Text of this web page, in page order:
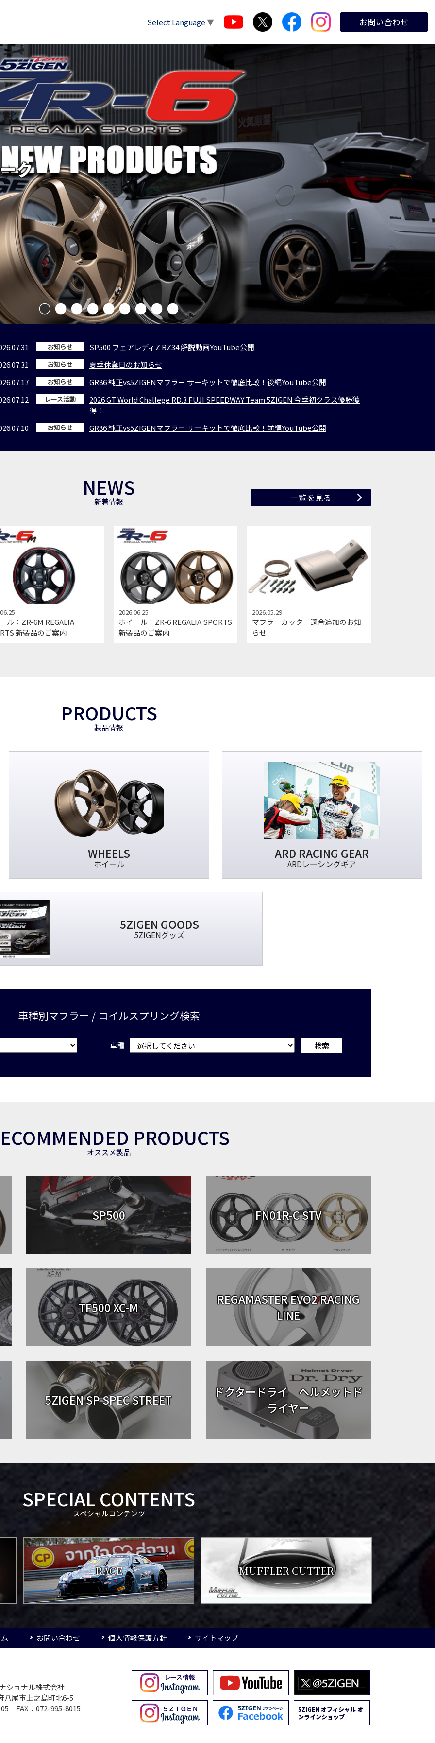
Select Language ▼ お問い合わせ
ク
お知らせ
SP500 フェアレディZ RZ34 解説動画YouTube公開
お知らせ
夏季休業日のお知らせ
お知らせ
GR86 純正vs5ZIGENマフラー サーキットで徹底比較！後編YouTube公開
レース活動
2026 GT World Challege RD.3 FUJI SPEEDWAY Team 5ZIGEN 今季初クラス優勝獲
得！
お知らせ GR86 純正vs5ZIGENマフラー サーキットで徹底比較！前編YouTube公開
NEWS
新着情報 一覧を見る
ル：ZR-6M REGALIA
新製品のご案内
2026.06.25
ホイール：ZR-6 REGALIA SPORTS
新製品のご案内
2026.05.29
マフラーカッター適合追加のお知
らせ
PRODUCTS
製品情報
WHEELS
ホイール
ARD RACING GEAR
ARDレーシングギア
5ZIGEN GOODS
5ZIGENグッズ
車種別マフラー / コイルスプリング検索
車種
PRODUCTS
オススメ製品
SP500 FN01R-C STV
TF500 XC-M
REGAMASTER EVO2 RACING
LINE
5ZIGEN SP SPEC STREET
ドクタードライ ヘルメットド
ライヤー
SPECIAL CONTENTS
スペシャルコンテンツ
RACE MUFFLER CUTTER
お問い合わせ 個人情報保護方針 サイトマップ
ショナル株式会社
八尾市上之島町北6-5
FAX：072-995-8015
5ZIGEN オフィシャル オ
ンラインショップ